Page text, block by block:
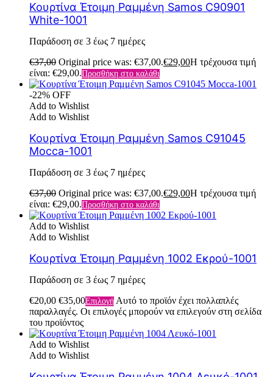
Κουρτίνα Έτοιμη Ραμμένη Samos C90901
White-1001
Παράδοση σε 3 έως 7 ημέρες
€37,00 Original price was: €37,00.€29,00Η τρέχουσα τιμή
είναι: €29,00.Προσθήκη στο καλάθι
-22% OFF
Add to Wishlist
Add to Wishlist
Κουρτίνα Έτοιμη Ραμμένη Samos C91045
Mocca-1001
Παράδοση σε 3 έως 7 ημέρες
€37,00 Original price was: €37,00.€29,00Η τρέχουσα τιμή
είναι: €29,00.Προσθήκη στο καλάθι
Add to Wishlist
Add to Wishlist
Κουρτίνα Έτοιμη Ραμμένη 1002 Εκρού-1001
Παράδοση σε 3 έως 7 ημέρες
€20,00 €35,00Επιλογή Αυτό το προϊόν έχει πολλαπλές
παραλλαγές. Οι επιλογές μπορούν να επιλεγούν στη σελίδα
του προϊόντος
Add to Wishlist
Add to Wishlist